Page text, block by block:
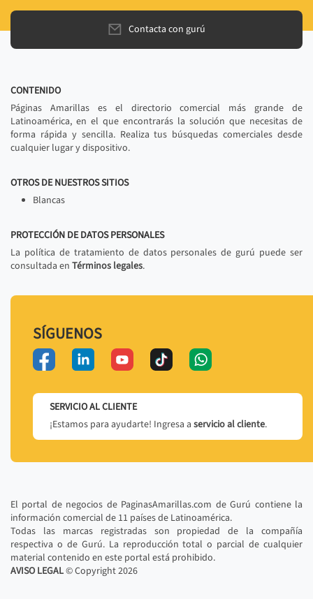
Contacta con gurú
CONTENIDO
Páginas Amarillas es el directorio comercial más grande de
Latinoamérica, en el que encontrarás la solución que necesitas de
forma rápida y sencilla. Realiza tus búsquedas comerciales desde
cualquier lugar y dispositivo.
OTROS DE NUESTROS SITIOS
Blancas
PROTECCIÓN DE DATOS PERSONALES
La política de tratamiento de datos personales de gurú puede ser
consultada en Términos legales.
SÍGUENOS
SERVICIO AL CLIENTE
¡Estamos para ayudarte! Ingresa a servicio al cliente.
El portal de negocios de PaginasAmarillas.com de Gurú contiene la
información comercial de 11 países de Latinoamérica.
Todas las marcas registradas son propiedad de la compañía
respectiva o de Gurú. La reproducción total o parcial de cualquier
material contenido en este portal está prohibido.
AVISO LEGAL© Copyright2026